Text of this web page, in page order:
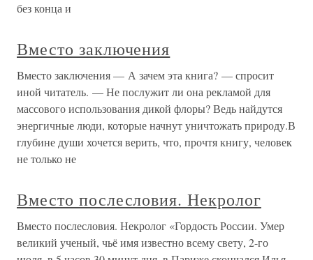
без конца и
Вместо заключения
Вместо заключения — А зачем эта книга? — спросит
иной читатель. — Не послужит ли она рекламой для
массового использования дикой флоры? Ведь найдутся
энергичные люди, которые начнут уничтожать природу.В
глубине души хочется верить, что, прочтя книгу, человек
не только не
Вместо послесловия. Некролог
Вместо послесловия. Некролог «Гордость России. Умер
великий ученый, чьё имя известно всему свету, 2-го